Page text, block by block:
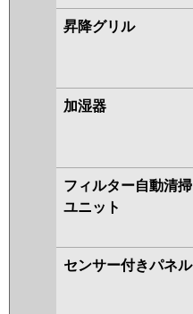
昇降グリル
加湿器
フィルター自動清掃
ユニット
センサー付きパネル